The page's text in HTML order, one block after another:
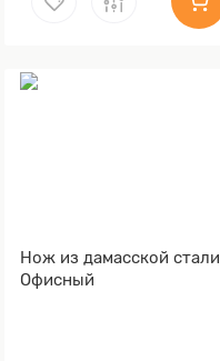
Нож из дамасской стали
Офисный